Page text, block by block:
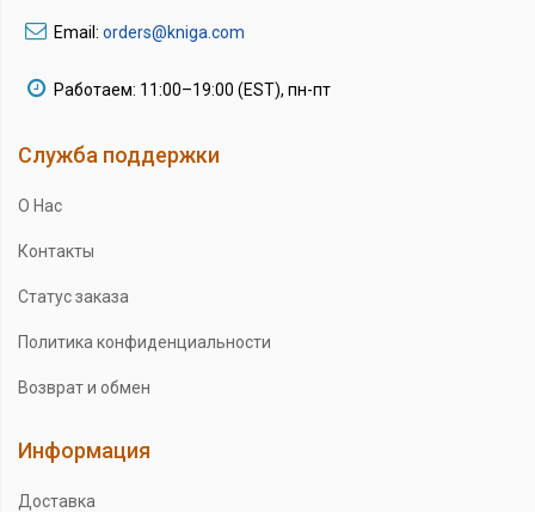
Email: orders@kniga.com
Работаем: 11:00–19:00 (EST), пн-пт
Служба поддержки
О Нас
Контакты
Статус заказа
Политика конфиденциальности
Возврат и обмен
Информация
Доставка